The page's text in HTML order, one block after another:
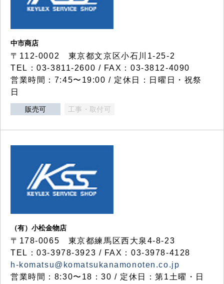
中市商店
〒112-0002 東京都文京区小石川1-25-2
TEL：03-3811-2600 / FAX：03-3812-4090
営業時間：7:45〜19:00 / 定休日：日曜日・祝祭
日
販売可 工事・取付可
（有）小松金物店
〒178-0065 東京都練馬区西大泉4-8-23
TEL：03-3978-3923 / FAX：03-3978-4128
h-komatsu@komatsukanamonoten.co.jp
営業時間：8:30〜18：30 / 定休日：第1土曜・日